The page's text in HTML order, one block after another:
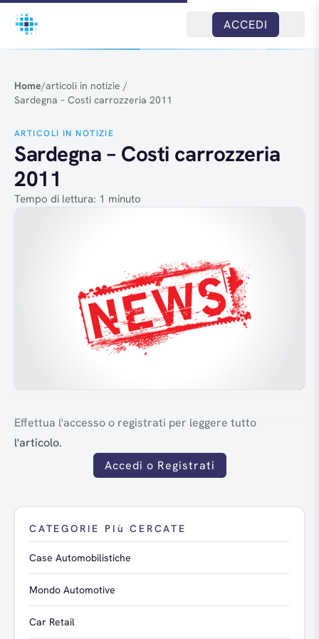
Salta al contenuto
ACCEDI
Home/articoli in notizie /
Sardegna – Costi carrozzeria 2011
ARTICOLI IN NOTIZIE
Sardegna – Costi carrozzeria
2011
Tempo di lettura: 1 minuto
Effettua l'accesso o registrati per leggere tutto
l'articolo.
Accedi o Registrati
CATEGORIE PIù CERCATE
Case Automobilistiche
Mondo Automotive
Car Retail